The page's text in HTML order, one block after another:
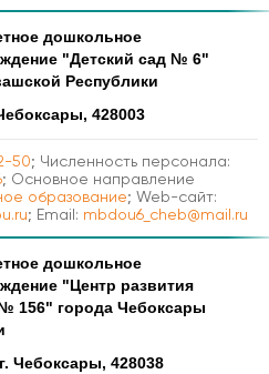
дошкольное
"Детский сад № 6"
Республики
428003
50; Численность персонала:
; Основное направление
образование; Web-сайт:
; Email: mbdou6_cheb@mail.ru
дошкольное
"Центр развития
156" города Чебоксары
Чебоксары, 428038